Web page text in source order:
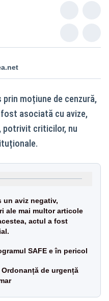
prin moțiune de cenzură,
asociată cu avize,
potrivit criticilor, nu
un aviz negativ,
ale mai multor articole
actul a fost
SAFE e în pericol
de urgență